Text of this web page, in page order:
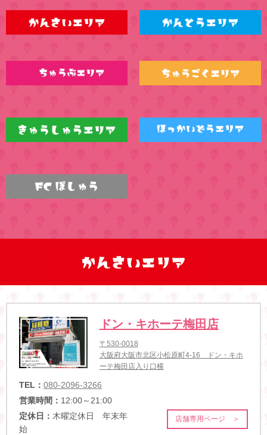
ドン・キホーテ梅田店
〒530-0018
大阪府大阪市北区小松原町4-16 ドン・キホ
ーテ梅田店入り口横
TEL： 080-2096-3266
営業時間： 12:00～21:00
定休日： 木曜定休日 年末年
始
店舗専用ページ ＞